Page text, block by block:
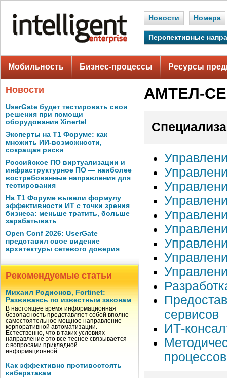
Новости Номера
Перспективные
Мобильность Бизнес-процессы Ресурсы
Новости
UserGate будет тестировать свои
решения при помощи
оборудования Xinertel
Эксперты на Т1 Форуме: как
множить ИИ-возможности,
сокращая риски
Российское ПО виртуализации и
инфраструктурное ПО — наиболее
востребованные направления для
тестирования
На Т1 Форуме вывели формулу
эффективности ИТ с точки зрения
бизнеса: меньше тратить, больше
зарабатывать
Open Conf 2026: UserGate
представил свое видение
архитектуры сетевого доверия
Рекомендуемые статьи
Михаил Родионов, Fortinet:
Развиваясь по известным законам
В настоящее время информационная
безопасность представляет собой вполне
самостоятельное мощное направление
корпоративной автоматизации.
Естественно, что в таких условиях
направление это все теснее связывается
с вопросами прикладной
информационной …
Как эффективно противостоять
кибератакам
АМТЕЛ-
сервисов
ИТ-
процессов